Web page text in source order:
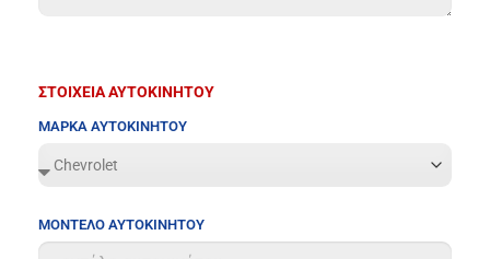
ΣΤΟΙΧΕΙΑ ΑΥΤΟΚΙΝΗΤΟΥ
ΜΑΡΚΑ ΑΥΤΟΚΙΝΗΤΟΥ
ΜΟΝΤΕΛΟ ΑΥΤΟΚΙΝΗΤΟΥ